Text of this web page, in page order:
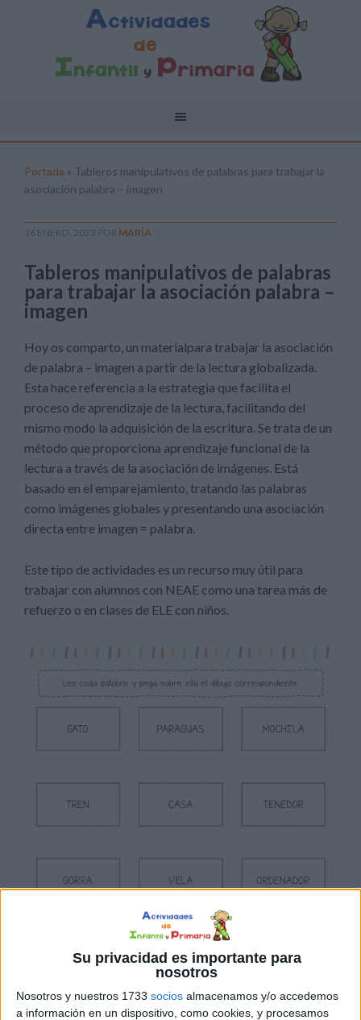
Su privacidad es importante para
nosotros
Nosotros y nuestros 1733 socios almacenamos y/o accedemos
a información en un dispositivo, como cookies, y procesamos
Portada » Tableros manipulativos de palabras para trabajar la
asociación palabra – imagen
16 ENERO, 2023 POR MARÍA
Tableros manipulativos de palabras
para trabajar la asociación palabra –
imagen
Hoy os comparto, un materialpara trabajar la asociación
de palabra – imagen a partir de la lectura globalizada.
Esta hace referencia a la estrategia que facilita el
proceso de aprendizaje de la lectura, facilitando del
mismo modo la adquisición de la escritura. Se trata de un
método que proporciona aprendizaje funcional de la
lectura a través de la asociación de imágenes. Está
basado en el emparejamiento, tratando las palabras
como imágenes globales y presentando una asociación
directa entre imagen = palabra.
Este tipo de actividades es un recurso muy útil para
trabajar con alumnos con NEAE como una tarea más de
refuerzo o en clases de ELE con niños.